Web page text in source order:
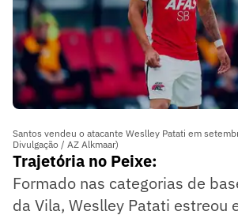
Santos vendeu o atacante Weslley Patati em
Divulgação / AZ Alkmaar)
Trajetória no Peixe:
Formado nas categorias de
da Vila, Weslley Patati estreou